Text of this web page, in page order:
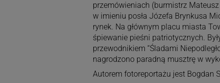
przemówieniach (burmistrz
w imieniu posła Józefa Brynkusa
rynek. Na głównym placu miasta
śpiewanie pieśni patriotycznych.
przewodnikiem “Śladami
nagrodzono paradną musztrę w
Autorem fotoreportażu jest Bogdan